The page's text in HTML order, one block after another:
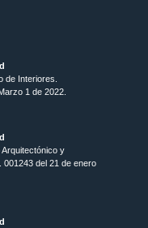
de Interiores.
1 de 2022.
y
001243 del 21 de enero